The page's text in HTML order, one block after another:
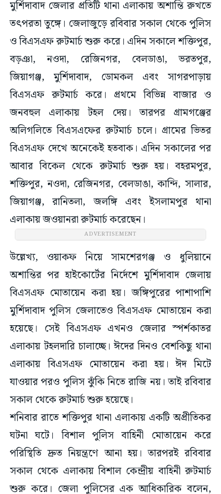
মুর্শিদাবাদ জেলার প্রতিটি থানা এলাকায় অশান্তি রুখতে
তৎপরতা তুঙ্গে। জেলাজুড়ে রবিবার সকাল থেকে পুলিস
ও বিএসএফ রুটমার্চ শুরু করে। এদিন সকালে শক্তিপুর,
বড়ঞা, নওদা, রেজিনগর, বেলডাঙা, ভরতপুর,
জিয়াগঞ্জ, মুর্শিদাবাদ, ডোমকল এবং সাগরপাড়ায়
বিএসএফ রুটমার্চ করে। প্রথমে বিভিন্ন বাজার ও
জনবহুল এলাকায় টহল দেয়। তারপর গ্রামগঞ্জের
অলিগলিতে বিএসএফের রুটমার্চ চলে। গ্রামের ভিতর
বিএসএফ দেখে অনেকেই হতবাক। এদিন সকালের পর
আবার বিকেল থেকে রুটমার্চ শুরু হয়। বহরমপুর,
শক্তিপুর, নওদা, রেজিনগর, বেলডাঙা, কান্দি, সালার,
জিয়াগঞ্জ, রানিতলা, জলঙ্গি এবং ইসলামপুর থানা
এলাকায় জওয়ানরা রুটমার্চ করেছেন।
ADVERTISEMENT
উল্লেখ্য, ওয়াকফ নিয়ে সামশেরগঞ্জ ও ধুলিয়ানে
অশান্তির পর হাইকোর্টের নির্দেশে মুর্শিদাবাদ জেলায়
বিএসএফ মোতায়েন করা হয়। জঙ্গিপুরের পাশাপাশি
মুর্শিদাবাদ পুলিস জেলাতেও বিএসএফ মোতায়েন করা
হয়েছে। সেই বিএসএফ এখনও জেলার স্পর্শকাতর
এলাকায় টহলদারি চালাচ্ছে। ঈদের দিনও বেশকিছু থানা
এলাকায় বিএসএফ মোতায়েন করা হয়। ঈদ মিটে
যাওয়ার পরও পুলিস ঝুঁকি নিতে রাজি নয়। তাই রবিবার
সকাল থেকে রুটমার্চ শুরু হয়েছে।
শনিবার রাতে শক্তিপুর থানা এলাকায় একটি অপ্রীতিকর
ঘটনা ঘটে। বিশাল পুলিস বাহিনী মোতায়েন করে
পরিস্থিতি দ্রুত নিয়ন্ত্রণে আনা হয়। তারপরই রবিবার
সকাল থেকে এলাকায় বিশাল কেন্দ্রীয় বাহিনী রুটমার্চ
শুরু করে। জেলা পুলিসের এক আধিকারিক বলেন,